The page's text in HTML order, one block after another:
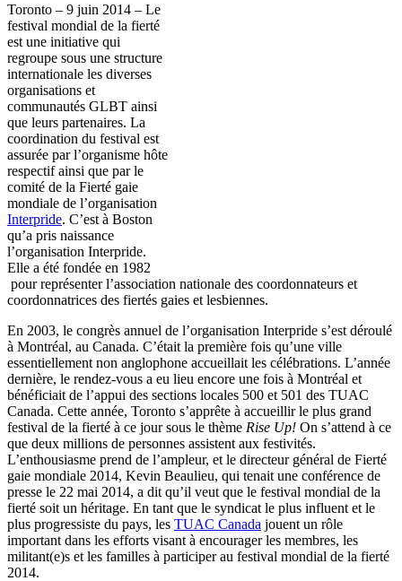
Toronto – 9 juin 2014 – Le
festival mondial de la fierté
est une initiative qui
regroupe sous une structure
internationale les diverses
organisations et
communautés GLBT ainsi
que leurs partenaires. La
coordination du festival est
assurée par l’organisme hôte
respectif ainsi que par le
comité de la Fierté gaie
mondiale de l’organisation
Interpride. C’est à Boston
qu’a pris naissance
l’organisation Interpride.
Elle a été fondée en 1982
pour représenter l’association nationale des coordonnateurs et
coordonnatrices des fiertés gaies et lesbiennes.
En 2003, le congrès annuel de l’organisation Interpride s’est déroulé
à Montréal, au Canada. C’était la première fois qu’une ville
essentiellement non anglophone accueillait les célébrations. L’année
dernière, le rendez-vous a eu lieu encore une fois à Montréal et
bénéficiait de l’appui des sections locales 500 et 501 des TUAC
Canada. Cette année, Toronto s’apprête à accueillir le plus grand
festival de la fierté à ce jour sous le thème Rise Up! On s’attend à ce
que deux millions de personnes assistent aux festivités.
L’enthousiasme prend de l’ampleur, et le directeur général de Fierté
gaie mondiale 2014, Kevin Beaulieu, qui tenait une conférence de
presse le 22 mai 2014, a dit qu’il veut que le festival mondial de la
fierté soit un héritage. En tant que le syndicat le plus influent et le
plus progressiste du pays, les TUAC Canada jouent un rôle
important dans les efforts visant à encourager les membres, les
militant(e)s et les familles à participer au festival mondial de la fierté
2014.